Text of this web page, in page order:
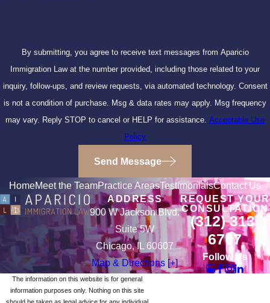
By submitting, you agree to receive text messages from Aparicio
Immigration Law at the number provided, including those related to your
inquiry, follow-ups, and review requests, via automated technology. Consent
is not a condition of purchase. Msg & data rates may apply. Msg frequency
may vary. Reply STOP to cancel or HELP for assistance. Acceptable Use
Policy
Send Message
HomeMeet the TeamPractice AreasTestimonialsContact Us
ADDRESS
900 W Jackson Blvd.
Suite 5W
Chicago, IL 60607
Map & Directions [+]
REQUEST YOUR
CONSULTATION
(312) 313-
6707
Follow Us
The information on this website is for general
information purposes only. Nothing on this site